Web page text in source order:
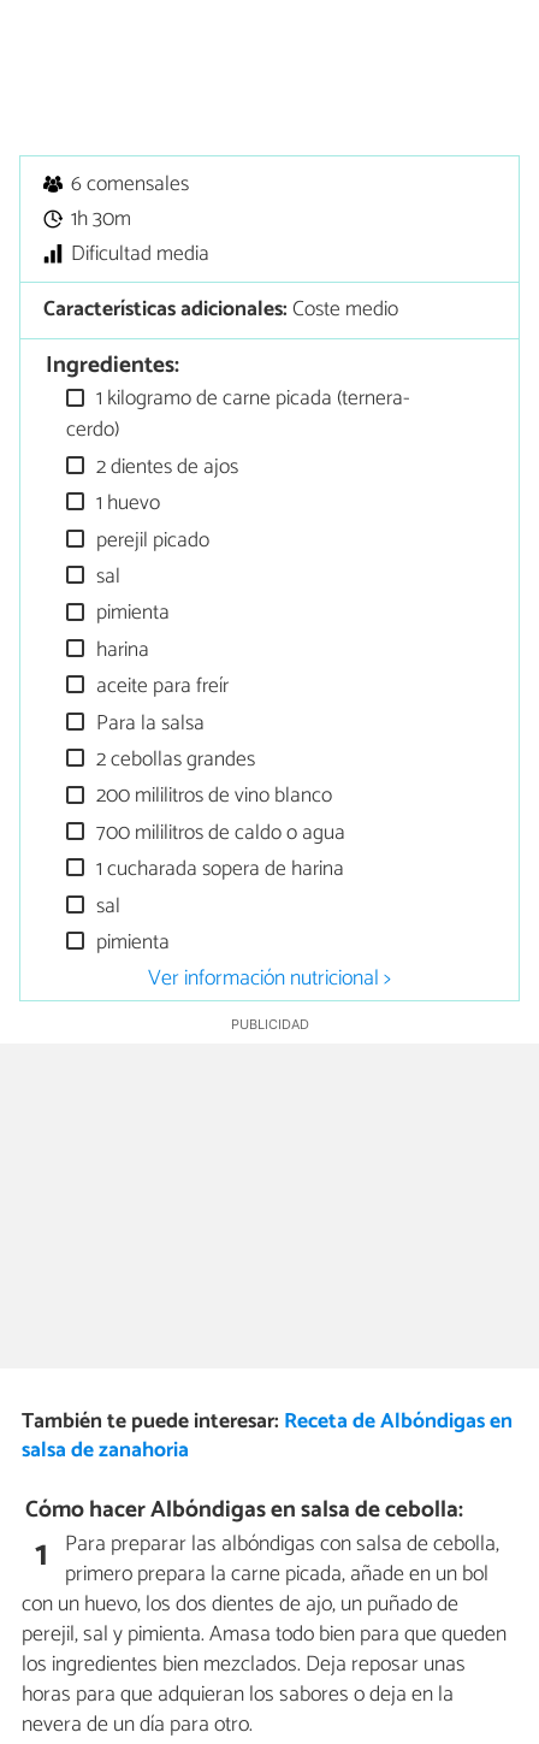
6 comensales
1h 30m
Dificultad media
Características adicionales:Coste medio
Ingredientes:
1 kilogramo de carne picada (ternera-
cerdo)
2 dientes de ajos
1 huevo
perejil picado
sal
pimienta
harina
aceite para freír
Para la salsa
2 cebollas grandes
200 mililitros de vino blanco
700 mililitros de caldo o agua
1 cucharada sopera de harina
sal
pimienta
Ver información nutricional >
También te puede interesar: Receta de Albóndigas en
salsa de zanahoria
Cómo hacer Albóndigas en salsa de cebolla:
1 Para preparar las albóndigas con salsa de cebolla,
primero prepara la carne picada, añade en un bol
con un huevo, los dos dientes de ajo, un puñado de
perejil, sal y pimienta. Amasa todo bien para que queden
los ingredientes bien mezclados. Deja reposar unas
horas para que adquieran los sabores o deja en la
nevera de un día para otro.